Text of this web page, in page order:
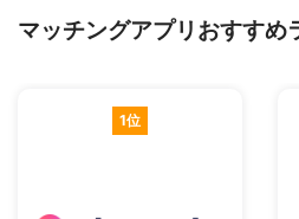
マッチングアプリおすすめ
1位